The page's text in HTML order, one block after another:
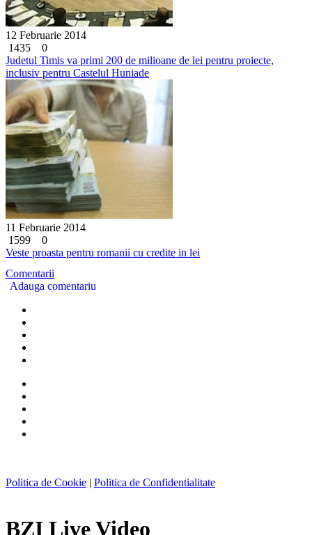
12 Februarie 2014
1435
0
Judetul Timis va primi 200 de milioane de lei pentru proiecte,
inclusiv pentru Castelul Huniade
11 Februarie 2014
1599
0
Veste proasta pentru romanii cu credite in lei
Comentarii
Adauga comentariu
Politica de Cookie | Politica de Confidentialitate
BZI Live Video